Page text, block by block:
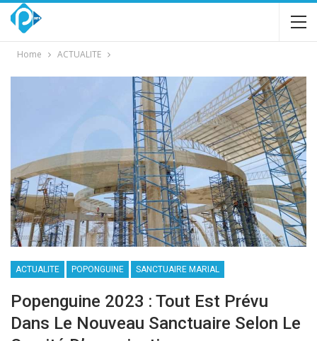
Home ACTUALITE
ACTUALITE POPONGUINE SANCTUAIRE MARIAL
Popenguine 2023 : Tout Est Prévu
Dans Le Nouveau Sanctuaire Selon Le